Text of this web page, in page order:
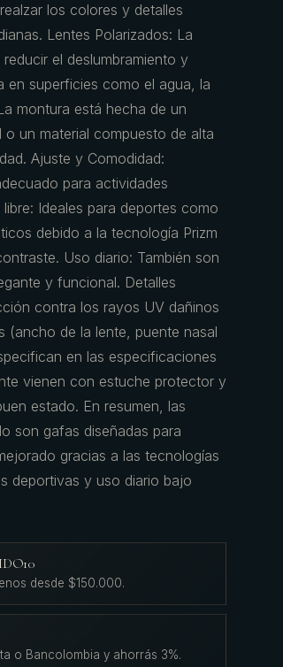
los colores y detalles
Lentes Polarizados: La
el deslumbramiento y
en superficies como el agua, la
montura está hecha de un
o un material compuesto de alta
Ajuste y Comodidad:
para actividades
Ideales para deportes como
debido a la tecnología Prizm
Uso diario: También son
y funcional. Detalles
contra los rayos UV dañinos
(ancho de la lente, puente nasal
en las especificaciones
vienen con estuche protector y
estado. En resumen, las
son gafas diseñadas para
gracias a las tecnologías
deportivas y uso diario bajo
desde $150.000.
o Bancolombia y ahorrás 3%.